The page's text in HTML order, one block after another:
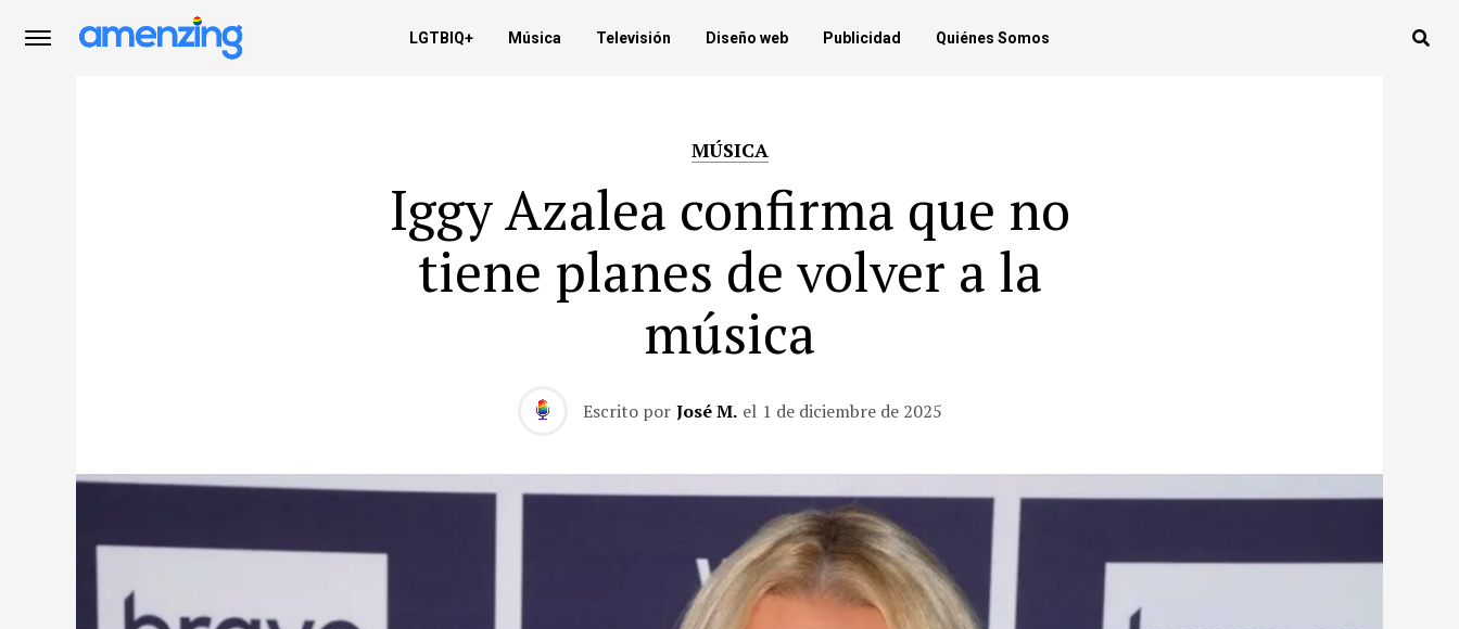
LGTBIQ+ Música Televisión Diseño web Publicidad Quiénes Somos
MÚSICA
Iggy Azalea confirma que no
tiene planes de volver a la
música
Escrito por José M. el 1 de diciembre de 2025